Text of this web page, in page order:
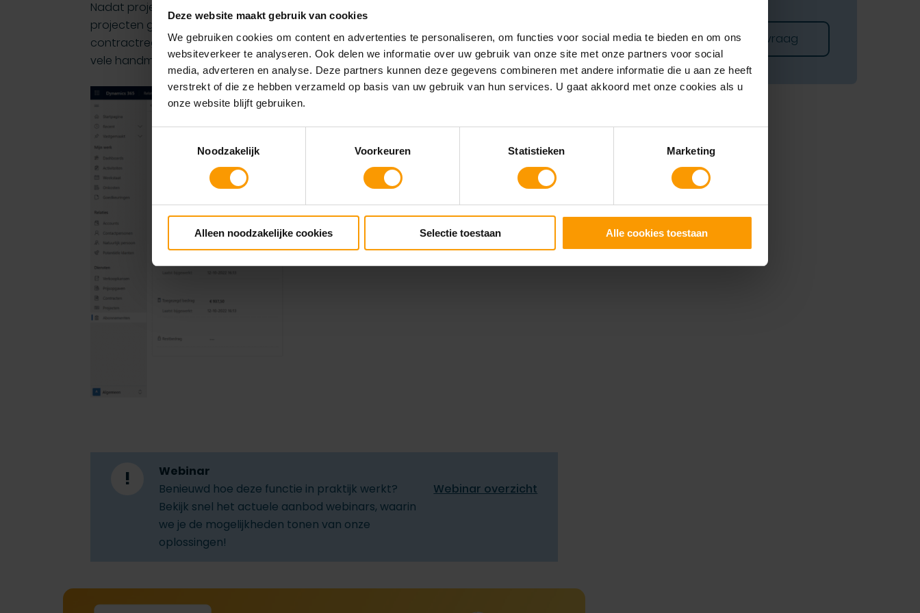
Deze website maakt gebruik van cookies
We gebruiken cookies om content en advertenties te personaliseren, om functies voor social media te bieden en om ons
websiteverkeer te analyseren. Ook delen we informatie over uw gebruik van onze site met onze partners voor social
media, adverteren en analyse. Deze partners kunnen deze gegevens combineren met andere informatie die u aan ze heeft
verstrekt of die ze hebben verzameld op basis van uw gebruik van hun services. U gaat akkoord met onze cookies als u
onze website blijft gebruiken.
Noodzakelijk
Voorkeuren Statistieken Marketing
Alleen noodzakelijke cookies Selectie toestaan Alle cookies toestaan
Nadat projectmanagers en relatiebeheerders de instellingen in contracten en
projecten goed hebben gezet, wordt een routine gedraaid om nieuwe contracten,
contractregels en projecten aan te maken voor het nieuwe boekjaar. Dit voorkomt
vele handmatige kopieeracties.
!
Webinar
Benieuwd hoe deze functie in praktijk werkt?
Bekijk snel het actuele aanbod webinars, waarin
we je de mogelijkheden tonen van onze
oplossingen!
Webinar overzicht
Stel je vraag